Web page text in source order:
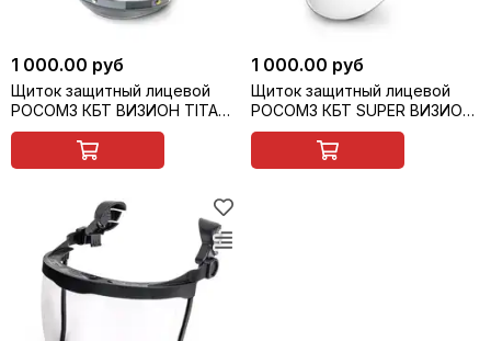
1 000.00 руб
Щиток защитный лицевой
РОСОМЗ КБТ ВИЗИОН TITAN
с подбородником с
креплением на каску, арт.
04391-2
1 000.00 руб
Щиток защитный лицевой
РОСОМЗ КБТ SUPER ВИЗИОН
с креплением на каску, арт.